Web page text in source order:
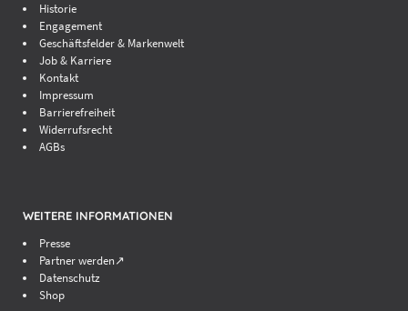
Historie
Engagement
Geschäftsfelder & Markenwelt
Job & Karriere
Kontakt
Impressum
Barrierefreiheit
Widerrufsrecht
AGBs
WEITERE INFORMATIONEN
Presse
Partner werden↗
Datenschutz
Shop